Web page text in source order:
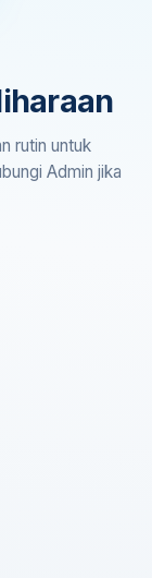
rutin untuk
Admin jika